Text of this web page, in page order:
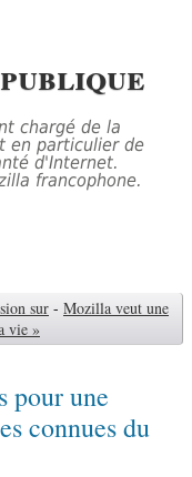
chargé de la
en particulier de
d'Internet.
francophone.
sur - Mozilla veut une
vie »
pour une
connues du